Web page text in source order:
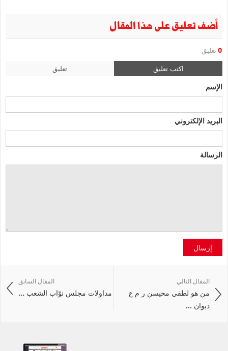
أضف تعليق على هذا المقال
0 تعليق
اكتب تعليق تعليق
الإسم
البريد الإلكتروني
الرسالة
إرسال
المقال السابق
مداولات مجلس نوّاب الشعب ...
المقال التالي
من هو لطفي محيسن ر م ع
ديوان ...